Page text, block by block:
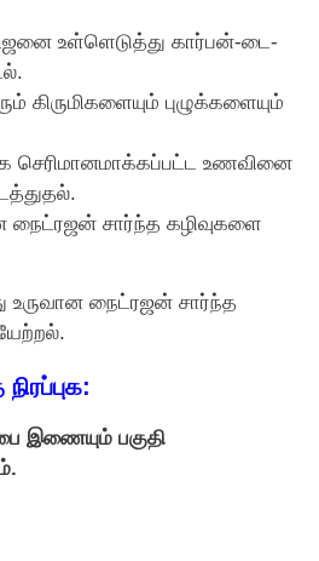
உள்ளெடுத்து கார்பன்-டை-
கிருமிகளையும் புழுக்களையும்
செரிமானமாக்கப்பட்ட உணவினை
நைட்ரஜன் சார்ந்த கழிவுகளை
உருவான நைட்ரஜன் சார்ந்த
இணையும் பகுதி